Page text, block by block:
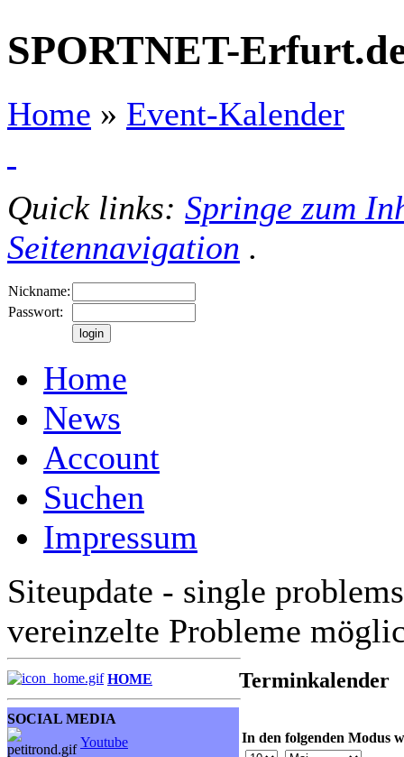
SPORTNET-
Home » Event-Kalender
Quick links: Springe zum
Seitennavigation .
Nickname:
Passwort:
Home
News
Account
Suchen
Impressum
Siteupdate - single
vereinzelte Probleme
HOME
SOCIAL MEDIA
Youtube
Terminkalender
In den folgenden Modus